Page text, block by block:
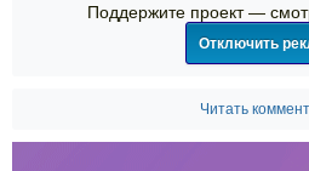
Поддержите проект —
Отключить
Читать